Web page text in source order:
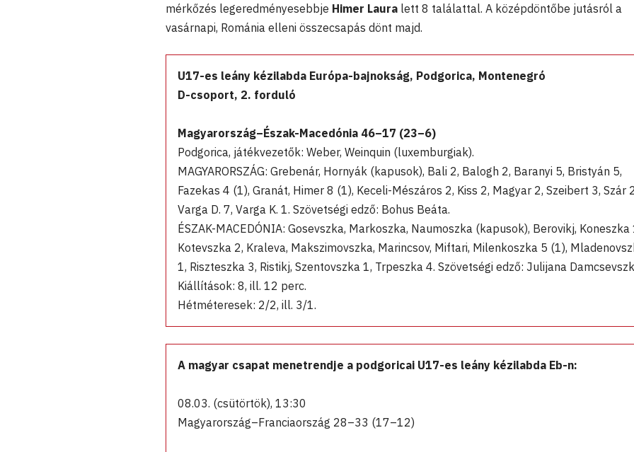
mérkőzés legeredményesebbje Himer Laura lett 8 találattal. A középdöntőbe jutásról a
vasárnapi, Románia elleni összecsapás dönt majd.
U17-es leány kézilabda Európa-bajnokság, Podgorica, Montenegró
D-csoport, 2. forduló
Magyarország–Észak-Macedónia 46–17 (23–6)
Podgorica, játékvezetők: Weber, Weinquin (luxemburgiak).
MAGYARORSZÁG: Grebenár, Hornyák (kapusok), Bali 2, Balogh 2, Baranyi 5, Bristyán 5,
Fazekas 4 (1), Granát, Himer 8 (1), Keceli-Mészáros 2, Kiss 2, Magyar 2, Szeibert 3, Szár
Varga D. 7, Varga K. 1. Szövetségi edző: Bohus Beáta.
ÉSZAK-MACEDÓNIA: Gosevszka, Markoszka, Naumoszka (kapusok), Berovikj, Koneszka
Kotevszka 2, Kraleva, Makszimovszka, Marincsov, Miftari, Milenkoszka 5 (1),
1, Riszteszka 3, Ristikj, Szentovszka 1, Trpeszka 4. Szövetségi edző: Julijana
Kiállítások: 8, ill. 12 perc.
Hétméteresek: 2/2, ill. 3/1.
A magyar csapat menetrendje a podgoricai U17-es leány kézilabda Eb-n:
08.03. (csütörtök), 13:30
Magyarország–Franciaország 28–33 (17–12)